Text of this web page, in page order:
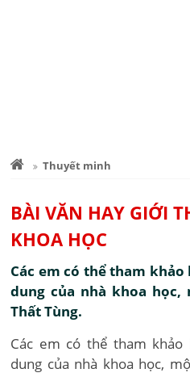
Thuyết minh
BÀI VĂN HAY GIỚI
KHOA HỌC
Các em có thể tham
dung của nhà khoa
Thất Tùng.
Các em có thể tham
dung của nhà khoa học,